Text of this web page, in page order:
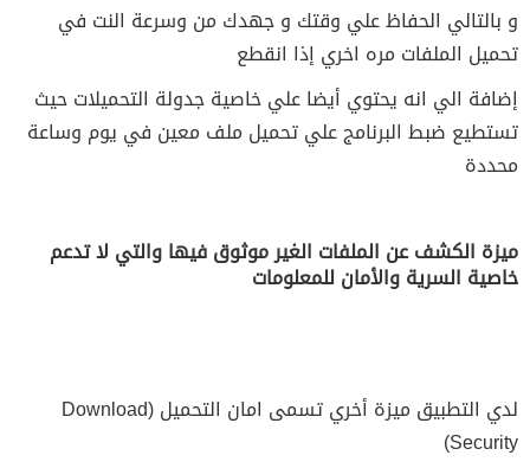
و بالتالي الحفاظ علي وقتك و جهدك من وسرعة النت في
تحميل الملفات مره اخري إذا انقطع
إضافة الي انه يحتوي أيضا علي خاصية جدولة التحميلات حيث
تستطيع ضبط البرنامج علي تحميل ملف معين في يوم وساعة
محددة
ميزة الكشف عن الملفات الغير موثوق فيها والتي لا تدعم
خاصية السرية والأمان للمعلومات
لدي التطبيق ميزة أخري تسمى امان التحميل (Download
Security)